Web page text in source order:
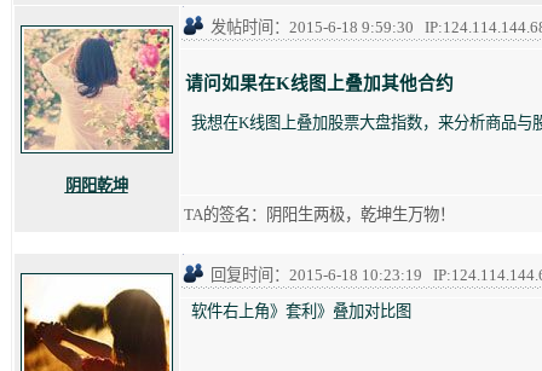
阴阳乾坤
发帖时间：2015-6-18 9:59:30
请问如果在K线图上叠加其他合约
我想在K线图上叠加股票大盘指数，来分析商品与
TA的签名：阴阳生两极，乾坤生万物！
回复时间：2015-6-18 10:23:19
软件右上角》套利》叠加对比图